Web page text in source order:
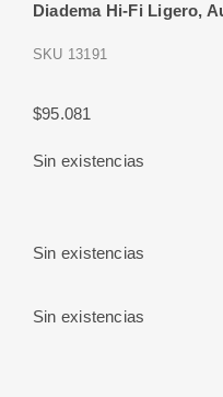
Diadema Hi-Fi Ligero,
SKU 13191
$95.081
Sin existencias
Sin existencias
Sin existencias